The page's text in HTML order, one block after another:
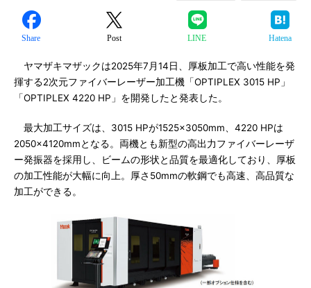
Share Post LINE Hatena
ヤマザキマザックは2025年7月14日、厚板加工で高い性能を発
揮する2次元ファイバーレーザー加工機「OPTIPLEX 3015 HP」
「OPTIPLEX 4220 HP」を開発したと発表した。
最大加工サイズは、3015 HPが1525×3050mm、4220 HPは
2050×4120mmとなる。両機とも新型の高出力ファイバーレーザ
ー発振器を採用し、ビームの形状と品質を最適化しており、厚板
の加工性能が大幅に向上。厚さ50mmの軟鋼でも高速、高品質な
加工ができる。